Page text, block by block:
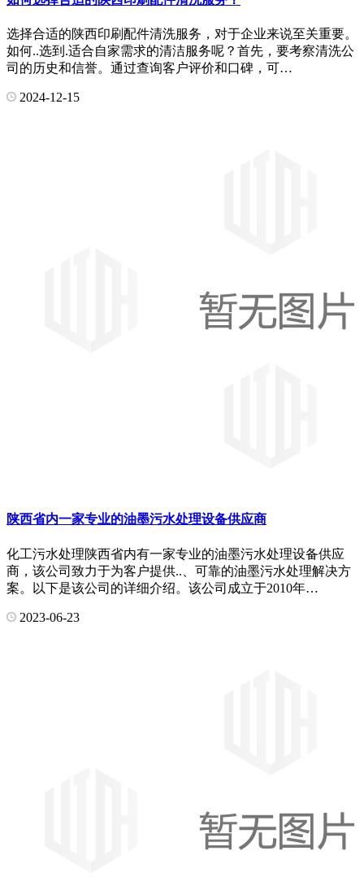
选择合适的陕西印刷配件清洗服务，对于企业来说至关重要。
如何..选到.适合自家需求的清洁服务呢？首先，要考察清洗公
司的历史和信誉。通过查询客户评价和口碑，可…
2024-12-15
陕西省内一家专业的油墨污水处理设备供应商
化工污水处理陕西省内有一家专业的油墨污水处理设备供应
商，该公司致力于为客户提供..、可靠的油墨污水处理解决方
案。以下是该公司的详细介绍。该公司成立于2010年…
2023-06-23